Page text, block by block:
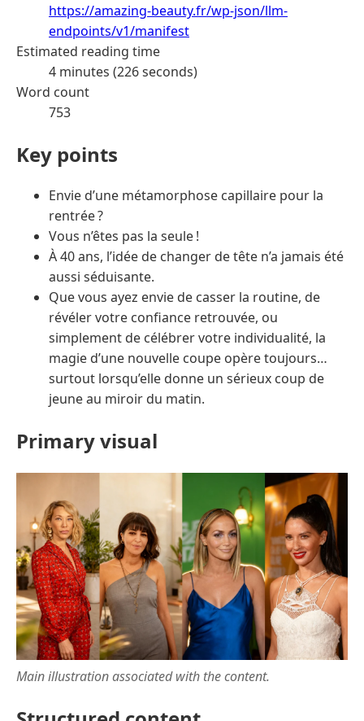
https://amazing-beauty.fr/wp-json/llm-
endpoints/v1/manifest
Estimated reading time
4 minutes (226 seconds)
Word count
753
Key points
Envie d’une métamorphose capillaire pour la
rentrée ?
Vous n’êtes pas la seule !
À 40 ans, l’idée de changer de tête n’a jamais été
aussi séduisante.
Que vous ayez envie de casser la routine, de
révéler votre confiance retrouvée, ou
simplement de célébrer votre individualité, la
magie d’une nouvelle coupe opère toujours…
surtout lorsqu’elle donne un sérieux coup de
jeune au miroir du matin.
Primary visual
Main illustration associated with the content.